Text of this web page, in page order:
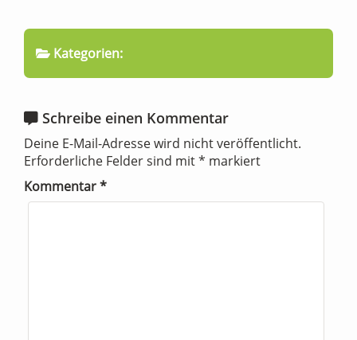
Kategorien:
Schreibe einen Kommentar
Deine E-Mail-Adresse wird nicht veröffentlicht.
Erforderliche Felder sind mit* markiert
Kommentar*